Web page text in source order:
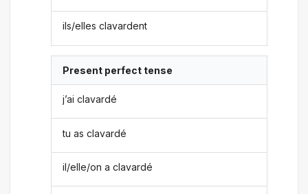
ils/elles clavardent
Present perfect tense
j’ai clavardé
tu as clavardé
il/elle/on a clavardé